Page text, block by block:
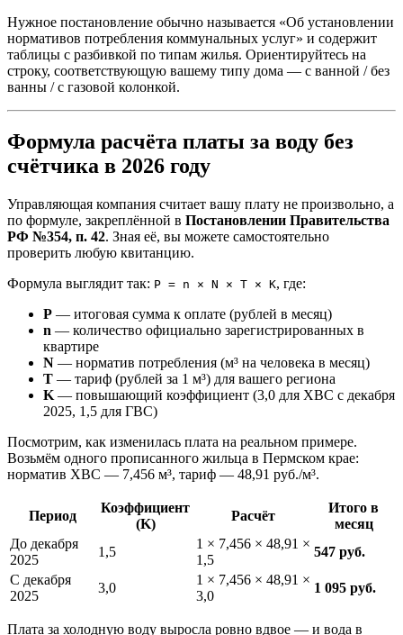
Нужное постановление обычно называется «Об установлении
нормативов потребления коммунальных услуг» и содержит
таблицы с разбивкой по типам жилья. Ориентируйтесь на
строку, соответствующую вашему типу дома — с ванной / без
ванны / с газовой колонкой.
Формула расчёта платы за воду без
счётчика в 2026 году
Управляющая компания считает вашу плату не произвольно, а
по формуле, закреплённой в Постановлении Правительства
РФ №354, п. 42. Зная её, вы можете самостоятельно
проверить любую квитанцию.
Формула выглядит так: P = n × N × T × K, где:
P — итоговая сумма к оплате (рублей в месяц)
n — количество официально зарегистрированных в
квартире
N — норматив потребления (м³ на человека в месяц)
T — тариф (рублей за 1 м³) для вашего региона
K — повышающий коэффициент (3,0 для ХВС с декабря
2025, 1,5 для ГВС)
Посмотрим, как изменилась плата на реальном примере.
Возьмём одного прописанного жильца в Пермском крае:
норматив ХВС — 7,456 м³, тариф — 48,91 руб./м³.
Период
Коэффициент
(K)
Расчёт
Итого в
месяц
До декабря
2025
1,5
1 × 7,456 × 48,91 ×
1,5
547 руб.
С декабря
2025
3,0
1 × 7,456 × 48,91 ×
3,0
1 095 руб.
Плата за холодную воду выросла ровно вдвое — и вода в